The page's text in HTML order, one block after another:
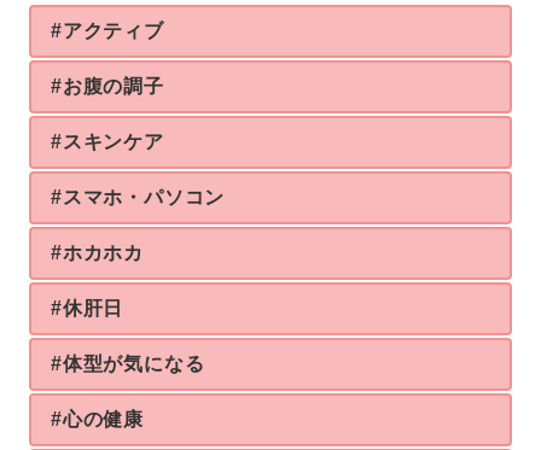
#アクティブ
#お腹の調子
#スキンケア
#スマホ・パソコン
#ホカホカ
#休肝日
#体型が気になる
#心の健康